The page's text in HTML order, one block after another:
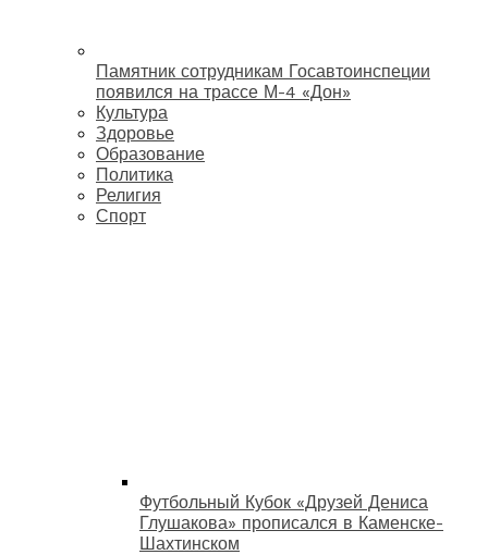
Памятник сотрудникам Госавтоинспеции
появился на трассе М-4 «Дон»
Культура
Здоровье
Образование
Политика
Религия
Спорт
Футбольный Кубок «Друзей Дениса
Глушакова» прописался в Каменске-
Шахтинском